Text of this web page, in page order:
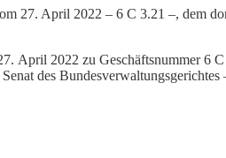
27. April 2022 – 6 C 3.21 –, dem
April 2022 zu Geschäftsnummer 6
des Bundesverwaltungsgerichtes